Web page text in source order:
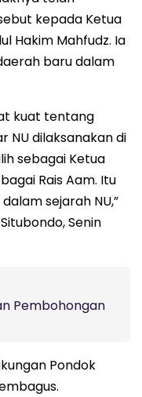
kepada Ketua
Hakim Mahfudz. Ia
baru dalam
kuat tentang
NU dilaksanakan di
sebagai Ketua
Rais Aam. Itu
sejarah NU,”
Senin
Pembohongan
Pondok